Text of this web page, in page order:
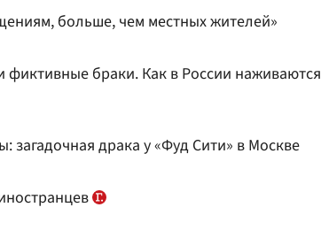
больше, чем местных жителей»
фиктивные браки. Как в России наживаются
загадочная драка у «Фуд Сити» в Москве